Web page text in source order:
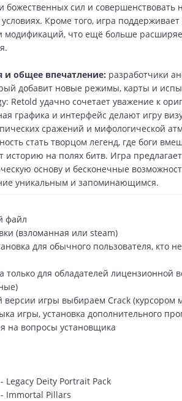
божественных сил и совершенствовать
Кроме того, игра поддерживает
модификаций, что ещё больше
и общее впечатление: разработчики
добавит новые режимы, карты и
Retold удачно сочетает уважение к
графика и интерфейс делают игру
сражений и мифологической
стать творцом легенд, где боги
на полях битв. Игра
основу и бесконечные
уникальным и запоминающимся.
файл
(взломанная или steam)
для обычного пользователя, кто
только для обладателей лицензионной
игры выбираем Сrack (курсором
игры, установка дополнительного
на вопросы установщика
Legacy Deity Portrait Pack
Immortal Pillars